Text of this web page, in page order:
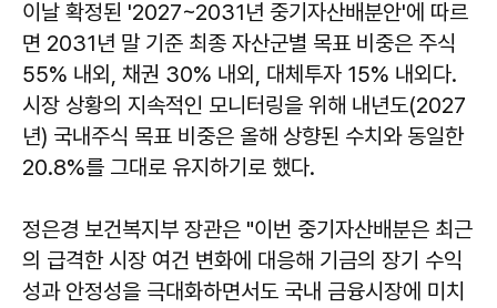
이날 확정된 '2027~2031년 중기자산배분안'에 따르
면 2031년 말 기준 최종 자산군별 목표 비중은 주식
55% 내외, 채권 30% 내외, 대체투자 15% 내외다.
시장 상황의 지속적인 모니터링을 위해 내년도(2027
년) 국내주식 목표 비중은 올해 상향된 수치와 동일한
20.8%를 그대로 유지하기로 했다.
정은경 보건복지부 장관은 "이번 중기자산배분은 최근
의 급격한 시장 여건 변화에 대응해 기금의 장기 수익
성과 안정성을 극대화하면서도 국내 금융시장에 미치